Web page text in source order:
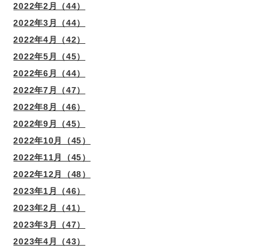
2022年2月（44）
2022年3月（44）
2022年4月（42）
2022年5月（45）
2022年6月（44）
2022年7月（47）
2022年8月（46）
2022年9月（45）
2022年10月（45）
2022年11月（45）
2022年12月（48）
2023年1月（46）
2023年2月（41）
2023年3月（47）
2023年4月（43）